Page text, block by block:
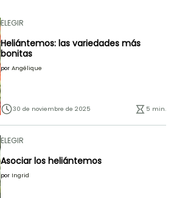
ELEGIR
Heliántemos: las variedades más
bonitas
por Angélique
30 de noviembre de 2025 5 min.
ELEGIR
Asociar los heliántemos
por Ingrid